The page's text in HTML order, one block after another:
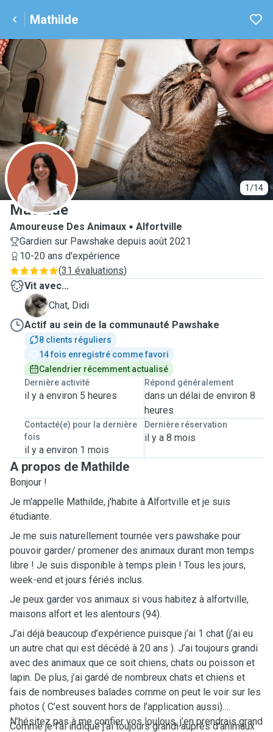
Mathilde
1/14
M
Mathilde
Amoureuse Des Animaux
Alfortville
Gardien sur Pawshake depuis août 2021
10-20 ans d'expérience
(31 évaluations)
Vit avec...
D
Chat, Didi
Actif au sein de la communauté Pawshake
8 clients réguliers
14 fois enregistré comme favori
Calendrier récemment actualisé
Dernière activité
il y a environ 5 heures
Répond généralement
dans un délai de environ 8
heures
Contacté(e) pour la dernière
fois
il y a environ 1 mois
Dernière réservation
il y a 8 mois
A propos de Mathilde
Bonjour !
Je m'appelle Mathilde, j'habite à Alfortville et je suis
étudiante.
Je me suis naturellement tournée vers pawshake pour
pouvoir garder/ promener des animaux durant mon temps
libre ! Je suis disponible à temps plein ! Tous les jours,
week-end et jours fériés inclus.
Je peux garder vos animaux si vous habitez à alfortville,
maisons alfort et les alentours (94).
J’ai déjà beaucoup d’expérience puisque j’ai 1 chat (j’ai eu
un autre chat qui est décédé à 20 ans ). J’ai toujours grandi
avec des animaux que ce soit chiens, chats ou poisson et
lapin. De plus, j’ai gardé de nombreux chats et chiens et
fais de nombreuses balades comme on peut le voir sur les
photos ( C’est souvent hors de l’application aussi).
N’hésitez pas à me confier vos loulous, j’en prendrais grand
Comme je l’ai indiqué j’ai toujours grandi auprès d’animaux